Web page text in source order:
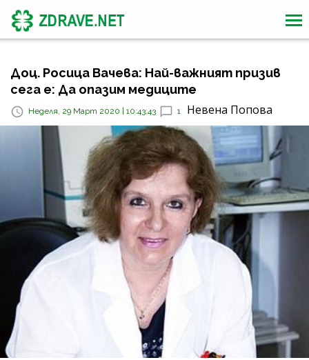
Доц. Росица Вачева: Най-важният призив
сега е: Да опазим медиците
Неделя, 29 Март 2020 | 10:43:43 1 Невена Попова